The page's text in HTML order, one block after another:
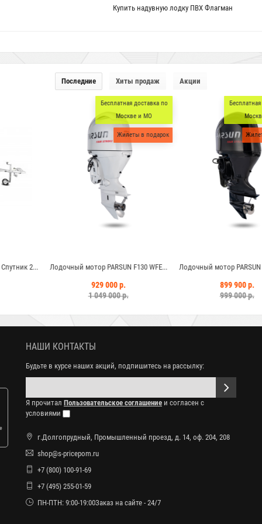
Купить надувную лодку ПВХ Флагман
Последние Хиты продаж Акции
F130 WFE...
Бесплатная доставка по
Москве и МО
Жилеты в подарок
Лодочный мотор PARSUN F130 FEX...
899 900 р.
999 000 р.
Лодочный мотор
1 049
НАШИ КОНТАКТЫ
Будьте в курсе наших акций, подпишитесь на рассылку:
Я прочитал Пользовательское соглашение и согласен с
условиями
г.Долгопрудный, Промышленный проезд, д. 14, оф. 204, 208
shop@s-pricepom.ru
+7 (800) 100-91-69
+7 (495) 255-01-59
ПН-ПТН: 9:00-19:00Заказ на сайте - 24/7